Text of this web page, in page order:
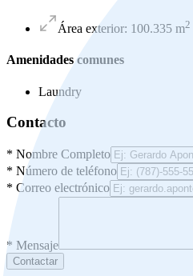
Área exterior: 100.335 m2
Amenidades comunes
Laundry
Contacto
* Nombre Completo
* Número de teléfono
* Correo electrónico
* Mensaje
Contactar